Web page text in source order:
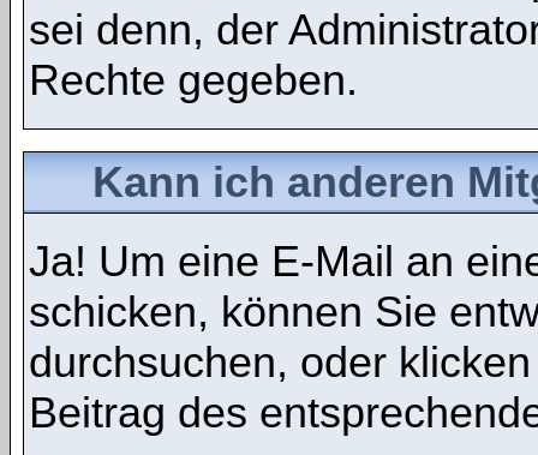
sei denn, der
Rechte gegeben.
Kann ich anderen
Ja! Um eine E-Mail an
schicken, können Sie
durchsuchen, oder
Beitrag des